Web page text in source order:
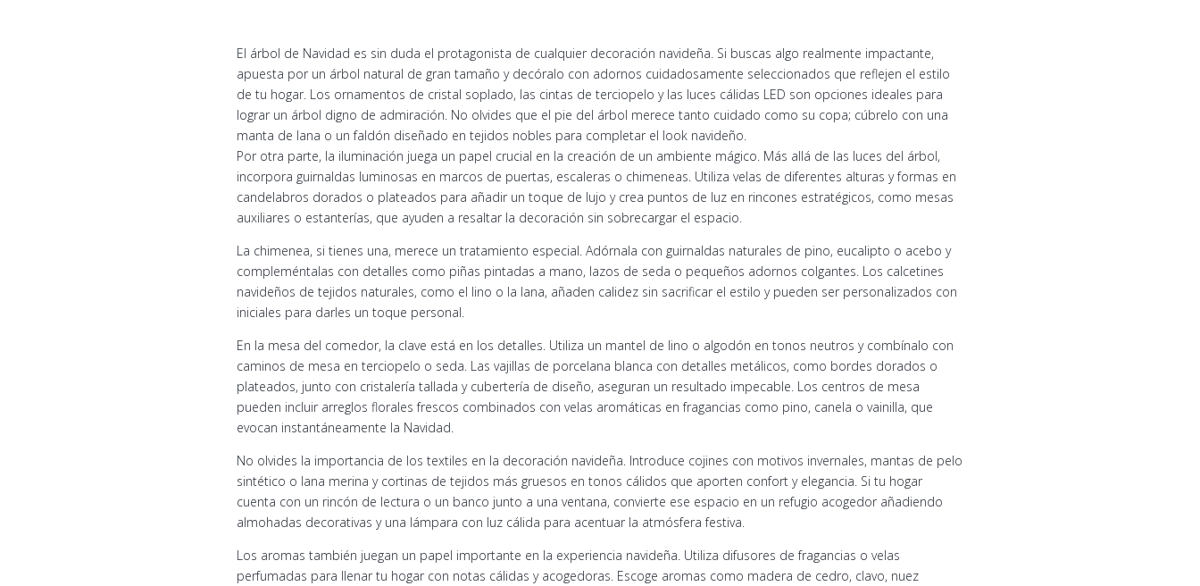
El árbol de Navidad es sin duda el protagonista de cualquier decoración navideña. Si buscas algo realmente impactante,
apuesta por un árbol natural de gran tamaño y decóralo con adornos cuidadosamente seleccionados que reflejen el estilo
de tu hogar. Los ornamentos de cristal soplado, las cintas de terciopelo y las luces cálidas LED son opciones ideales para
lograr un árbol digno de admiración. No olvides que el pie del árbol merece tanto cuidado como su copa; cúbrelo con una
manta de lana o un faldón diseñado en tejidos nobles para completar el look navideño.
Por otra parte, la iluminación juega un papel crucial en la creación de un ambiente mágico. Más allá de las luces del árbol,
incorpora guirnaldas luminosas en marcos de puertas, escaleras o chimeneas. Utiliza velas de diferentes alturas y formas en
candelabros dorados o plateados para añadir un toque de lujo y crea puntos de luz en rincones estratégicos, como mesas
auxiliares o estanterías, que ayuden a resaltar la decoración sin sobrecargar el espacio.
La chimenea, si tienes una, merece un tratamiento especial. Adórnala con guirnaldas naturales de pino, eucalipto o acebo y
compleméntalas con detalles como piñas pintadas a mano, lazos de seda o pequeños adornos colgantes. Los calcetines
navideños de tejidos naturales, como el lino o la lana, añaden calidez sin sacrificar el estilo y pueden ser personalizados con
iniciales para darles un toque personal.
En la mesa del comedor, la clave está en los detalles. Utiliza un mantel de lino o algodón en tonos neutros y combínalo con
caminos de mesa en terciopelo o seda. Las vajillas de porcelana blanca con detalles metálicos, como bordes dorados o
plateados, junto con cristalería tallada y cubertería de diseño, aseguran un resultado impecable. Los centros de mesa
pueden incluir arreglos florales frescos combinados con velas aromáticas en fragancias como pino, canela o vainilla, que
evocan instantáneamente la Navidad.
No olvides la importancia de los textiles en la decoración navideña. Introduce cojines con motivos invernales, mantas de pelo
sintético o lana merina y cortinas de tejidos más gruesos en tonos cálidos que aporten confort y elegancia. Si tu hogar
cuenta con un rincón de lectura o un banco junto a una ventana, convierte ese espacio en un refugio acogedor añadiendo
almohadas decorativas y una lámpara con luz cálida para acentuar la atmósfera festiva.
Los aromas también juegan un papel importante en la experiencia navideña. Utiliza difusores de fragancias o velas
perfumadas para llenar tu hogar con notas cálidas y acogedoras. Escoge aromas como madera de cedro, clavo, nuez